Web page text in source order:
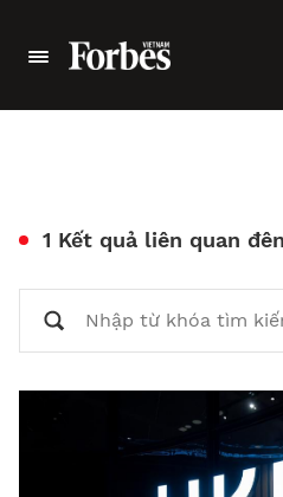
1 Kết quả liên quan